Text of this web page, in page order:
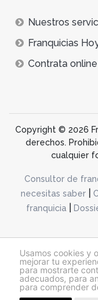
Usamos cookies y
mejorar tu
para mostrarte
adecuados, para
para comprender
Nuestros
Franquicias
Contrata online
Copyright © 2026
derechos.
cualquier
Consultor de
necesitas saber
franquicia|
@franquiciashoy.es |